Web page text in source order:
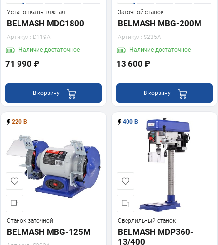
Установка вытяжная
BELMASH MDC1800
Артикул: D119A
Наличие достаточное
71 990 ₽
В корзину
Заточной станок
BELMASH MBG-200M
Артикул: S235A
Наличие достаточное
13 600 ₽
В корзину
220 В
Станок заточной
BELMASH MBG-125M
400 В
Сверлильный станок
BELMASH MDP360-
13/400